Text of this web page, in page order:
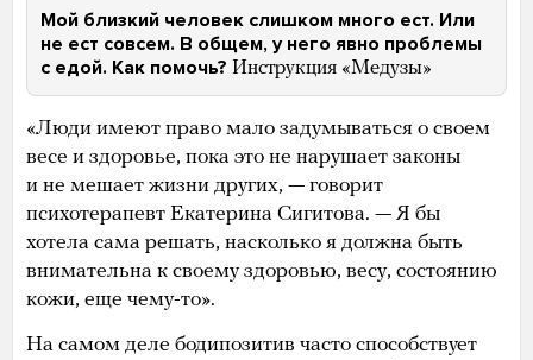
Мой близкий человек слишком много ест. Или
не ест совсем. В общем, у него явно проблемы
с едой. Как помочь? Инструкция «Медузы»
«Люди имеют право мало задумываться о своем
весе и здоровье, пока это не нарушает законы
и не мешает жизни других, — говорит
психотерапевт Екатерина Сигитова. — Я бы
хотела сама решать, насколько я должна быть
внимательна к своему здоровью, весу, состоянию
кожи, еще чему-то».
На самом деле бодипозитив часто способствует